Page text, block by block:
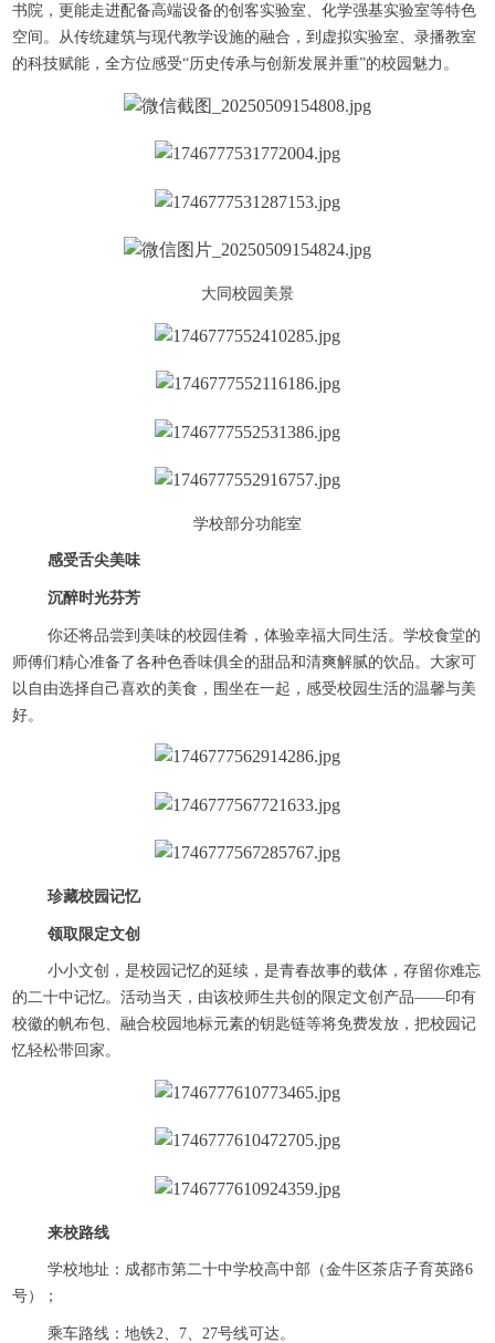
书院，更能走进配备高端设备的创客实验室、化学强基实验室等特色
空间。从传统建筑与现代教学设施的融合，到虚拟实验室、录播教室
的科技赋能，全方位感受“历史传承与创新发展并重”的校园魅力。
大同校园美景
学校部分功能室
感受舌尖美味
沉醉时光芬芳
你还将品尝到美味的校园佳肴，体验幸福大同生活。学校食堂的
师傅们精心准备了各种色香味俱全的甜品和清爽解腻的饮品。大家可
以自由选择自己喜欢的美食，围坐在一起，感受校园生活的温馨与美
好。
珍藏校园记忆
领取限定文创
小小文创，是校园记忆的延续，是青春故事的载体，存留你难忘
的二十中记忆。活动当天，由该校师生共创的限定文创产品——印有
校徽的帆布包、融合校园地标元素的钥匙链等将免费发放，把校园记
忆轻松带回家。
来校路线
学校地址：成都市第二十中学校高中部（金牛区茶店子育英路6
号）；
乘车路线：地铁2、7、27号线可达。